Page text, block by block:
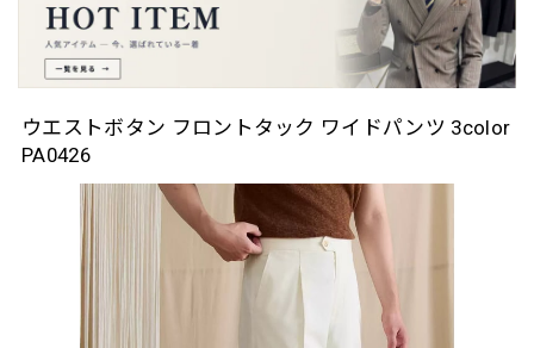
ウエストボタン フロントタック ワイドパンツ 3color
PA0426